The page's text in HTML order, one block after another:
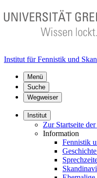
Institut für Fennistik und
Menü
Suche
Wegweiser
Institut
Zur Startseite
Information
Fennistik